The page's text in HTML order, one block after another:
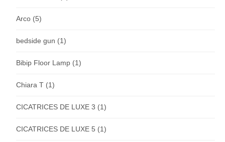
Arco (5)
bedside gun (1)
Bibip Floor Lamp (1)
Chiara T (1)
CICATRICES DE LUXE 3 (1)
CICATRICES DE LUXE 5 (1)